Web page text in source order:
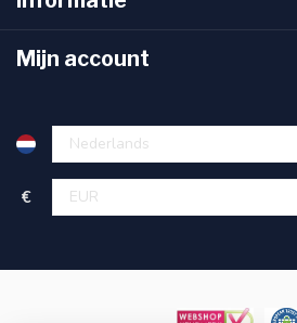
Mijn account
€